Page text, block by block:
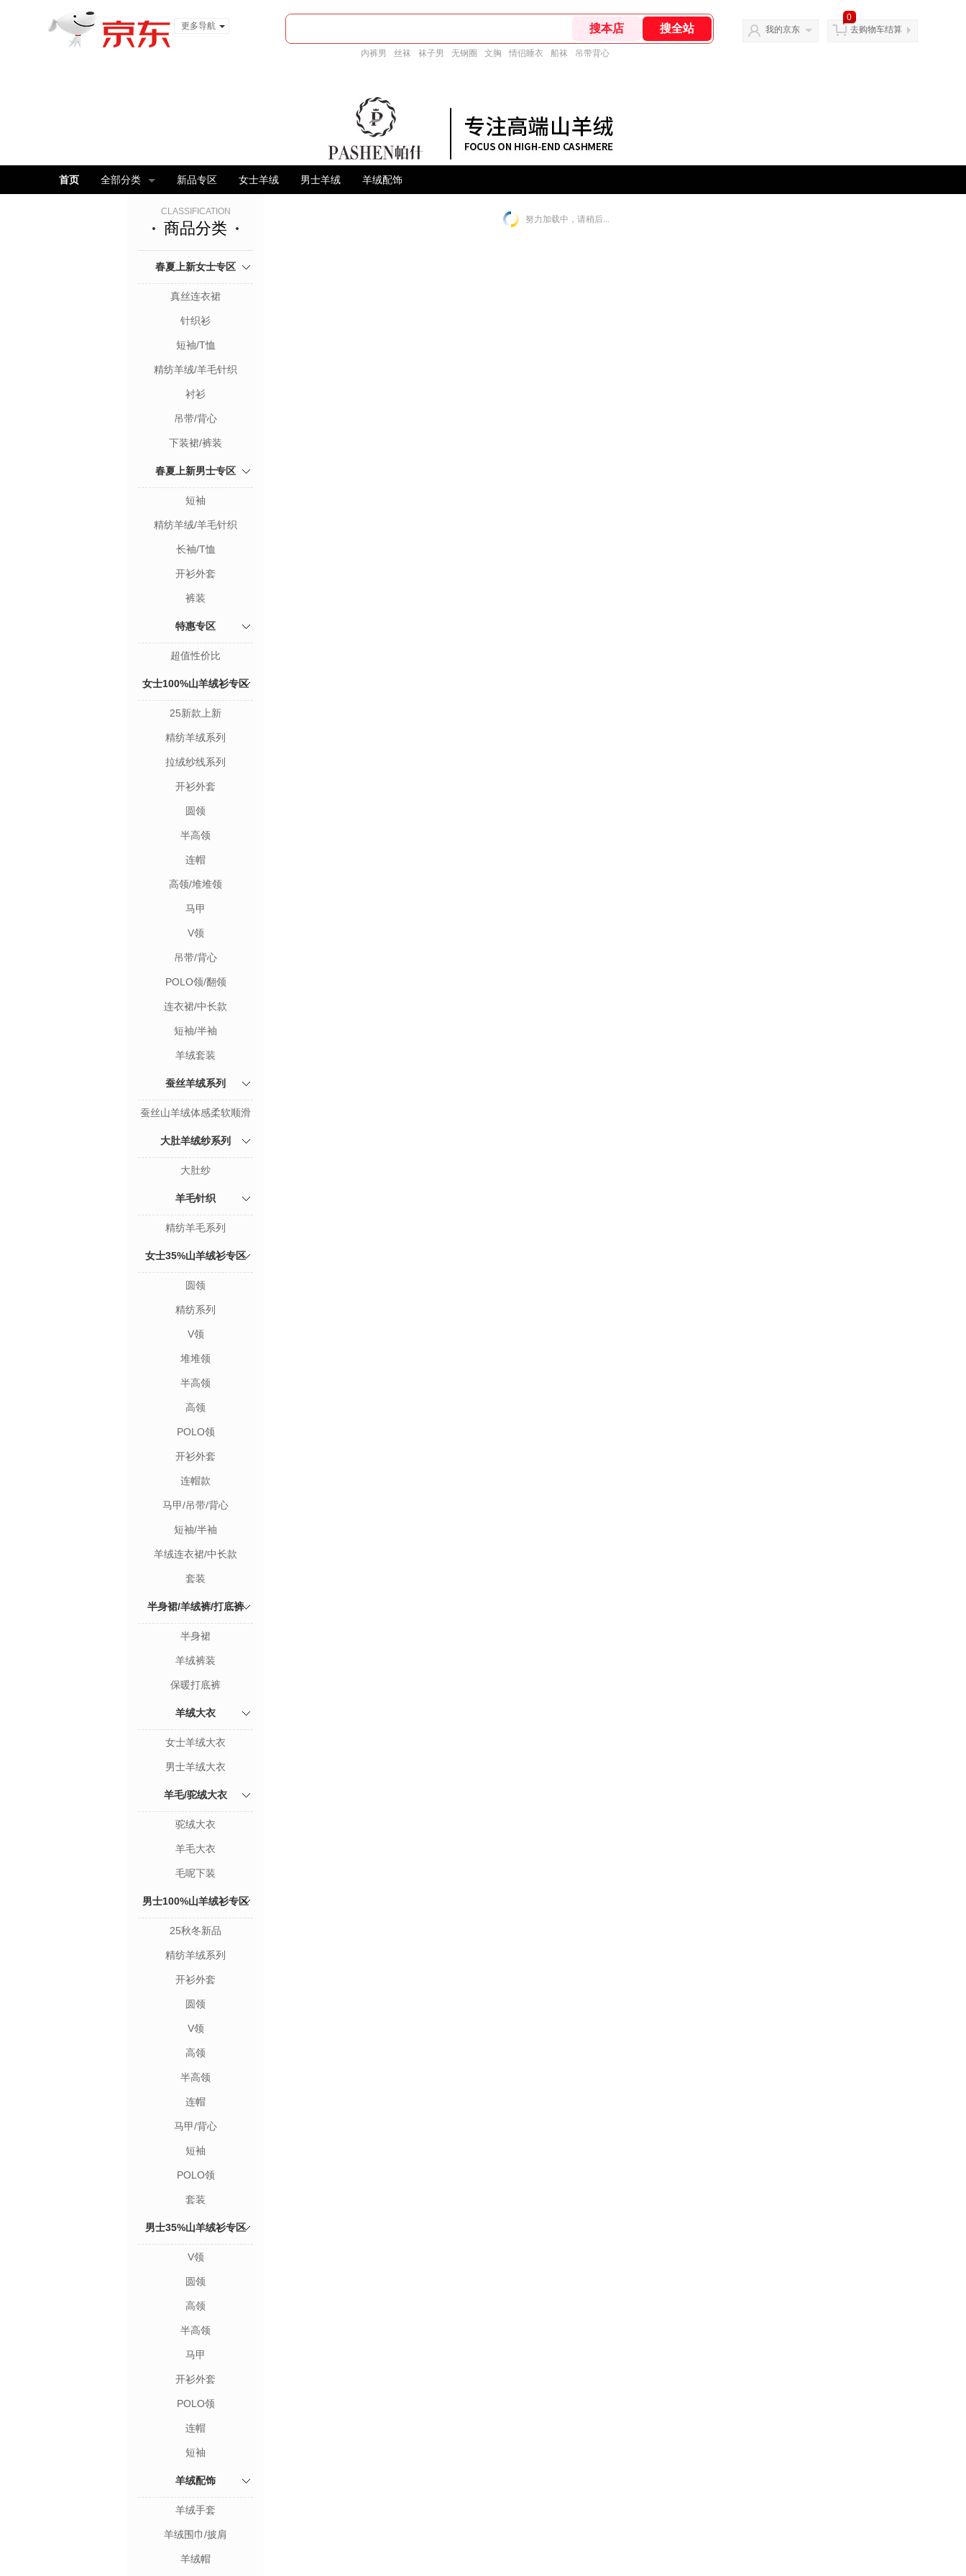
更多导航
内裤男 丝袜 袜子男 无钢圈 文胸 情侣睡衣 船袜 吊带背心
我的京东
0
去购物车结算
首页 全部分类 新品专区 女士羊绒 男士羊绒 羊绒配饰
CLASSIFICATION
商品分类
春夏上新女士专区
真丝连衣裙
针织衫
短袖/T恤
精纺羊绒/羊毛针织
衬衫
吊带/背心
下装裙/裤装
春夏上新男士专区
短袖
精纺羊绒/羊毛针织
长袖/T恤
开衫外套
裤装
特惠专区
超值性价比
女士100%山羊绒衫专区
25新款上新
精纺羊绒系列
拉绒纱线系列
开衫外套
圆领
半高领
连帽
高领/堆堆领
马甲
V领
吊带/背心
POLO领/翻领
连衣裙/中长款
短袖/半袖
羊绒套装
蚕丝羊绒系列
蚕丝山羊绒体感柔软顺滑
大肚羊绒纱系列
大肚纱
羊毛针织
精纺羊毛系列
女士35%山羊绒衫专区
圆领
精纺系列
V领
堆堆领
半高领
高领
POLO领
开衫外套
连帽款
马甲/吊带/背心
短袖/半袖
羊绒连衣裙/中长款
套装
半身裙/羊绒裤/打底裤
半身裙
羊绒裤装
保暖打底裤
羊绒大衣
女士羊绒大衣
男士羊绒大衣
羊毛/驼绒大衣
驼绒大衣
羊毛大衣
毛呢下装
男士100%山羊绒衫专区
25秋冬新品
精纺羊绒系列
开衫外套
圆领
V领
高领
半高领
连帽
马甲/背心
短袖
POLO领
套装
男士35%山羊绒衫专区
V领
圆领
高领
半高领
马甲
开衫外套
POLO领
连帽
短袖
羊绒配饰
羊绒手套
羊绒围巾/披肩
羊绒帽
努力加载中，请稍后...